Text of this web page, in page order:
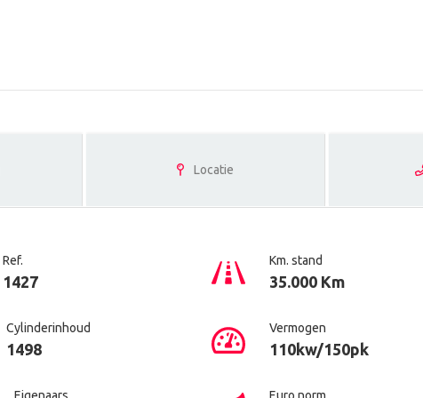
Locatie
Ref.
1427
Km. stand
35.000 Km
Cylinderinhoud
1498
Vermogen
110kw/150pk